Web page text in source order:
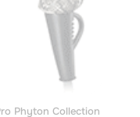
Phyton Collection